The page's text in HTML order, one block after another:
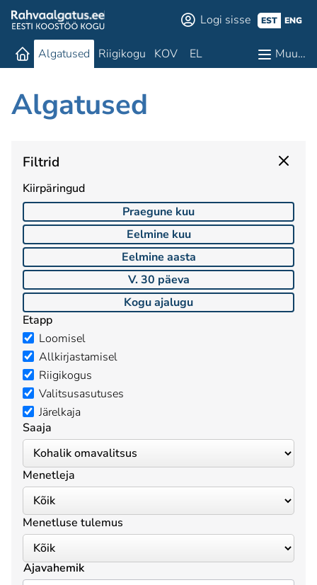
Logi sisse EST ENG
Algatused Riigikogu KOV EL Muu…
Algatused
Filtrid
Kiirpäringud
Praegune kuu
Eelmine kuu
Eelmine aasta
V. 30 päeva
Kogu ajalugu
Etapp
Loomisel
Allkirjastamisel
Riigikogus
Valitsusasutuses
Järelkaja
Saaja
Menetleja
Menetluse tulemus
Ajavahemik